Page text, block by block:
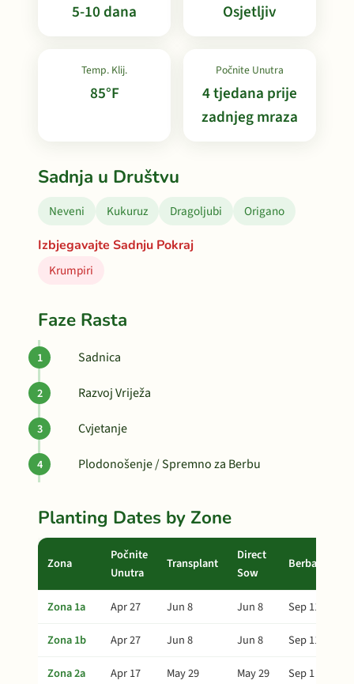
5-10 dana Osjetljiv
Temp. Klij.
85°F
Počnite Unutra
4 tjedana prije
zadnjeg mraza
Sadnja u Društvu
Neveni Kukuruz Dragoljubi
Origano
Izbjegavajte Sadnju Pokraj
Krumpiri
Faze Rasta
Sadnica
Razvoj Vriježa
Cvjetanje
Plodonošenje / Spremno za Berbu
Planting Dates by Zone
Zona
Počnite
Unutra
Transplant
Direct
Sow
Berba
Zona 1a Apr 27 Jun 8 Jun 8
Sep 11
Zona 1b
Apr 27 Jun 8 Jun 8
Sep 11
Zona 2a
Apr 17 May 29 May 29
Sep 1